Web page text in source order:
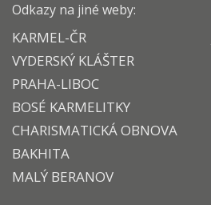
Odkazy na jiné weby:
KARMEL-ČR
VYDERSKÝ KLÁŠTER
PRAHA-LIBOC
BOSÉ KARMELITKY
CHARISMATICKÁ OBNOVA
BAKHITA
MALÝ BERANOV